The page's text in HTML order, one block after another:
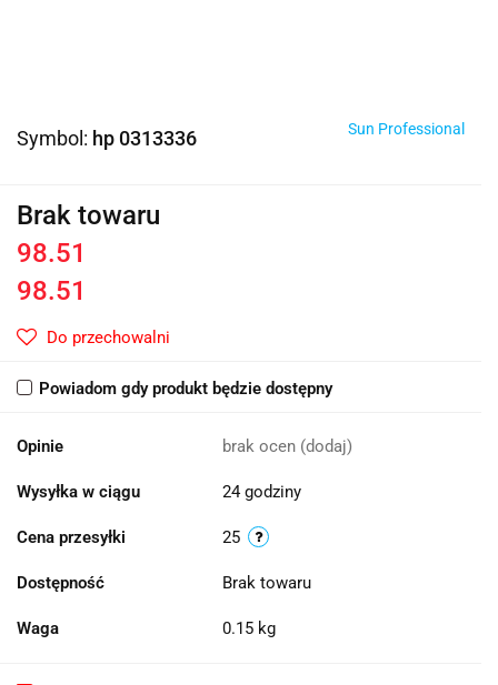
Symbol: hp 0313336 Sun Professional
Brak towaru
98.51
98.51
Do przechowalni
Powiadom gdy produkt będzie dostępny
Opinie brak ocen (dodaj)
Wysyłka w ciągu 24 godziny
Cena przesyłki 25
Dostępność Brak towaru
Waga 0.15 kg